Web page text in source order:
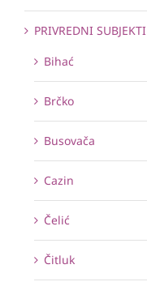
PRIVREDNI SUBJEKTI
Bihać
Brčko
Busovača
Cazin
Čelić
Čitluk